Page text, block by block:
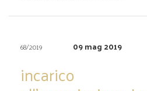
68/2019 09 mag 2019
incarico